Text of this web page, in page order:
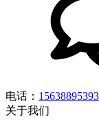
电话： 15638895393
关于我们